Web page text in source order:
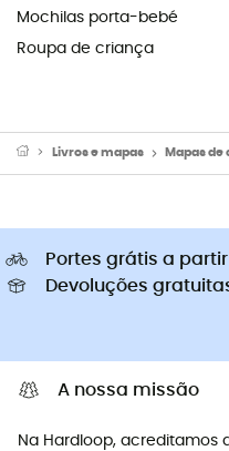
Mochilas porta-bebé
Roupa de criança
Livros e mapas Mapas
Portes grátis a
Devoluções
A nossa missão
Na Hardloop, acreditamos